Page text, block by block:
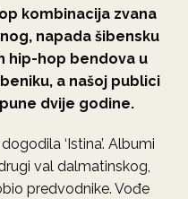
kombinacija zvana
napada šibensku
hip-hop bendova u
a našoj publici
dvije godine.
‘Istina’. Albumi
val dalmatinskog,
predvodnike. Vođe